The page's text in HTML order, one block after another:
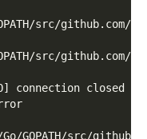
src/github.com/
src/github.com/
connection closed
GOPATH/src/